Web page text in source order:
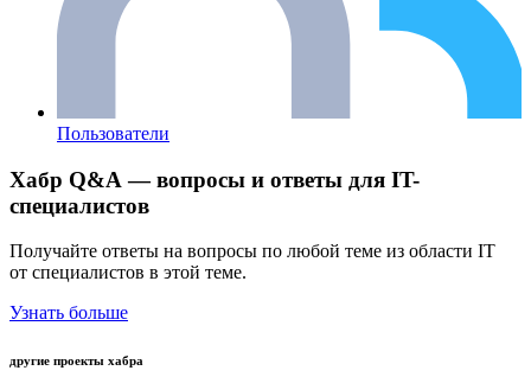
Пользователи
Хабр Q&A — вопросы и ответы для IT-
специалистов
Получайте ответы на вопросы по любой теме из области IT
от специалистов в этой теме.
Узнать больше
другие проекты хабра